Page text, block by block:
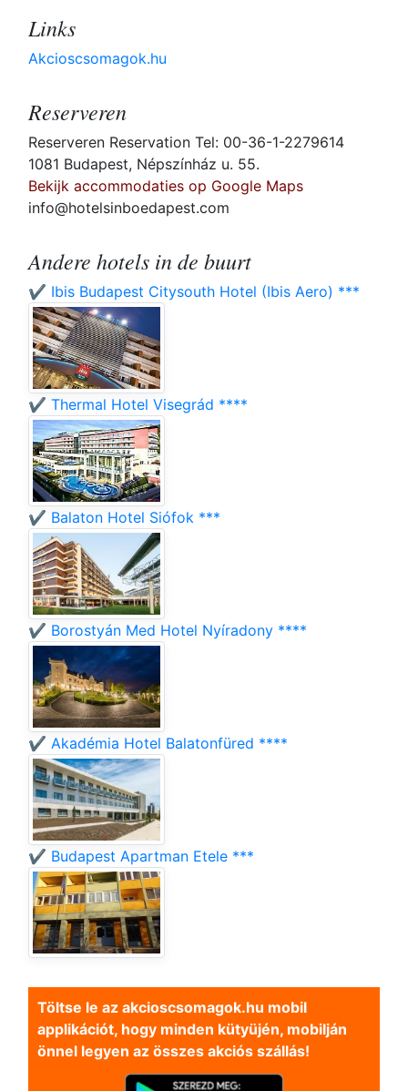
Links
Akcioscsomagok.hu
Reserveren
Reserveren Reservation Tel: 00-36-1-2279614
1081 Budapest, Népszínház u. 55.
Bekijk accommodaties op Google Maps
info@hotelsinboedapest.com
Andere hotels in de buurt
✔️ Ibis Budapest Citysouth Hotel (Ibis Aero) ***
✔️ Thermal Hotel Visegrád ****
✔️ Balaton Hotel Siófok ***
✔️ Borostyán Med Hotel Nyíradony ****
✔️ Akadémia Hotel Balatonfüred ****
✔️ Budapest Apartman Etele ***
Töltse le az akcioscsomagok.hu mobil
applikációt, hogy minden kütyüjén, mobilján
önnel legyen az összes akciós szállás!